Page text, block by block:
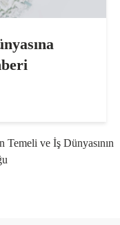
ve İş Dünyasının